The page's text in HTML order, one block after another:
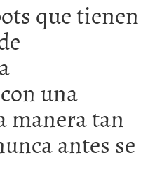
que tienen
una
manera tan
antes se